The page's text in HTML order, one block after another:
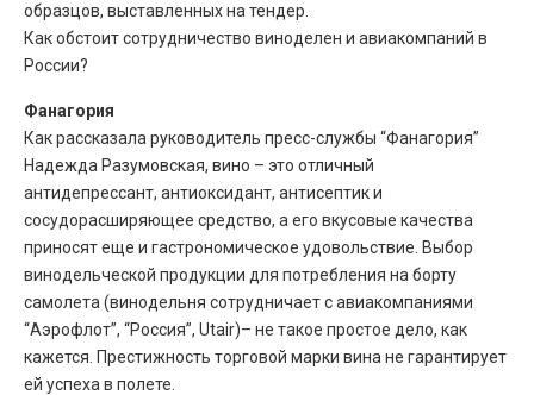
образцов, выставленных на тендер.
Как обстоит сотрудничество виноделен и авиакомпаний в
России?
Фанагория
Как рассказала руководитель пресс-службы “Фанагория”
Надежда Разумовская, вино – это отличный
антидепрессант, антиоксидант, антисептик и
сосудорасширяющее средство, а его вкусовые качества
приносят еще и гастрономическое удовольствие. Выбор
винодельческой продукции для потребления на борту
самолета (винодельня сотрудничает с авиакомпаниями
“Аэрофлот”, “Россия”, Utair)– не такое простое дело, как
кажется. Престижность торговой марки вина не гарантирует
ей успеха в полете.